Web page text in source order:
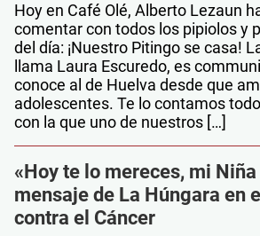
Hoy en Café Olé, Alberto Lezaun
comentar con todos los pipiolos y
del día: ¡Nuestro Pitingo se casa!
llama Laura Escuredo, es
conoce al de Huelva desde que
adolescentes. Te lo contamos
con la que uno de nuestros […]
«Hoy te lo mereces, mi Niña
mensaje de La Húngara en
contra el Cáncer